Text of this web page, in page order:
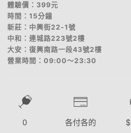
體驗價：399元
時間：15分鐘
新莊：中興街22-1號
中和：連城路223號2樓
大安：復興南路一段43號2樓
營業時間：09:00～23:30
0 各付各的 $